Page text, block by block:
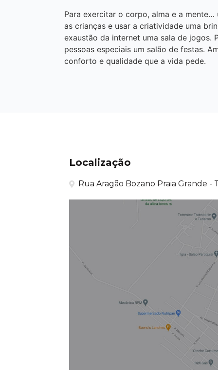
Para exercitar o corpo, alma e a
as crianças e usar a criatividade uma
exaustão da internet uma sala de jogos.
pessoas especiais um salão de festas.
conforto e qualidade que a vida pede.
Localização
Rua Aragão Bozano Praia Grande -